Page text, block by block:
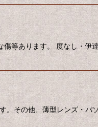
等あります。 度なし・伊
その他、薄型レンズ・パ